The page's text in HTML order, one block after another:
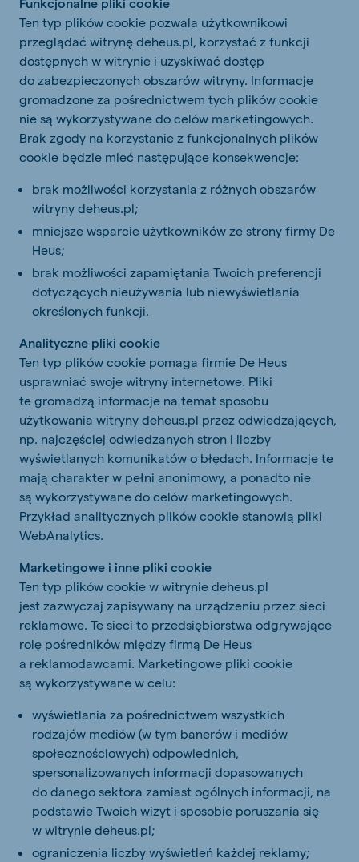
Ten typ plików cookie pozwala użytkownikowi
przeglądać witrynę deheus.pl, korzystać z funkcji
dostępnych w witrynie i uzyskiwać dostęp
do zabezpieczonych obszarów witryny. Informacje
gromadzone za pośrednictwem tych plików cookie
nie są wykorzystywane do celów marketingowych.
Brak zgody na korzystanie z funkcjonalnych plików
cookie będzie mieć następujące konsekwencje:
brak możliwości korzystania z różnych obszarów
witryny deheus.pl;
mniejsze wsparcie użytkowników ze strony firmy De
Heus;
brak możliwości zapamiętania Twoich preferencji
dotyczących nieużywania lub niewyświetlania
określonych funkcji.
Analityczne pliki cookie
Ten typ plików cookie pomaga firmie De Heus
usprawniać swoje witryny internetowe. Pliki
te gromadzą informacje na temat sposobu
użytkowania witryny deheus.pl przez odwiedzających,
np. najczęściej odwiedzanych stron i liczby
wyświetlanych komunikatów o błędach. Informacje te
mają charakter w pełni anonimowy, a ponadto nie
są wykorzystywane do celów marketingowych.
Przykład analitycznych plików cookie stanowią pliki
WebAnalytics.
Marketingowe i inne pliki cookie
Ten typ plików cookie w witrynie deheus.pl
jest zazwyczaj zapisywany na urządzeniu przez sieci
reklamowe. Te sieci to przedsiębiorstwa odgrywające
rolę pośredników między firmą De Heus
a reklamodawcami. Marketingowe pliki cookie
są wykorzystywane w celu:
wyświetlania za pośrednictwem wszystkich
rodzajów mediów (w tym banerów i mediów
społecznościowych) odpowiednich,
spersonalizowanych informacji dopasowanych
do danego sektora zamiast ogólnych informacji, na
podstawie Twoich wizyt i sposobie poruszania się
w witrynie deheus.pl;
ograniczenia liczby wyświetleń każdej reklamy;